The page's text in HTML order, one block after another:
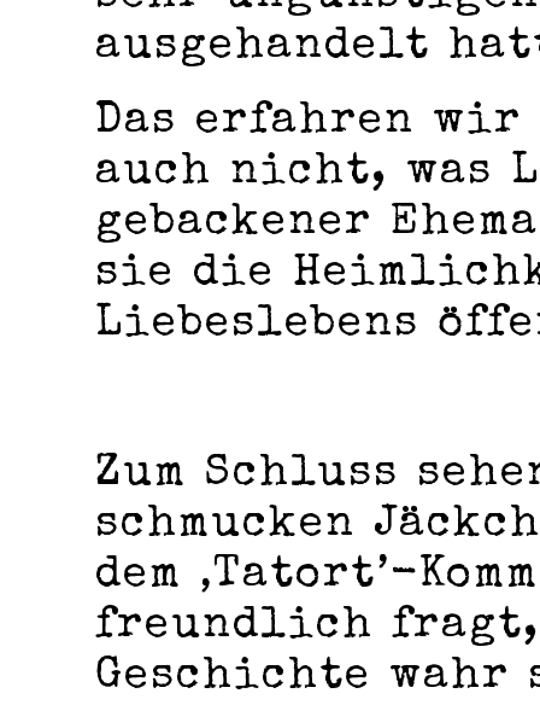
ausgehandelt
Das erfahren
auch nicht, was
gebackener
sie die
Liebeslebens
Zum Schluss
schmucken
dem ‚Tatort’-
freundlich fragt,
Geschichte